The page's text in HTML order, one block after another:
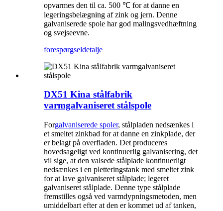
opvarmes den til ca. 500 ℃ for at danne en
legeringsbelægning af zink og jern. Denne
galvaniserede spole har god malingsvedhæftning
og svejseevne.
forespørgseldetalje
DX51 Kina stålfabrik
varmgalvaniseret stålspole
Forgalvaniserede spoler, stålpladen nedsænkes i
et smeltet zinkbad for at danne en zinkplade, der
er belagt på overfladen. Det produceres
hovedsageligt ved kontinuerlig galvanisering, det
vil sige, at den valsede stålplade kontinuerligt
nedsænkes i en pletteringstank med smeltet zink
for at lave galvaniseret stålplade; legeret
galvaniseret stålplade. Denne type stålplade
fremstilles også ved varmdypningsmetoden, men
umiddelbart efter at den er kommet ud af tanken,